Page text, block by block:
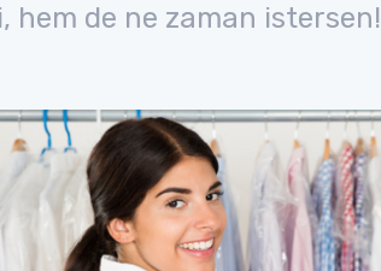
de ne zaman istersen!